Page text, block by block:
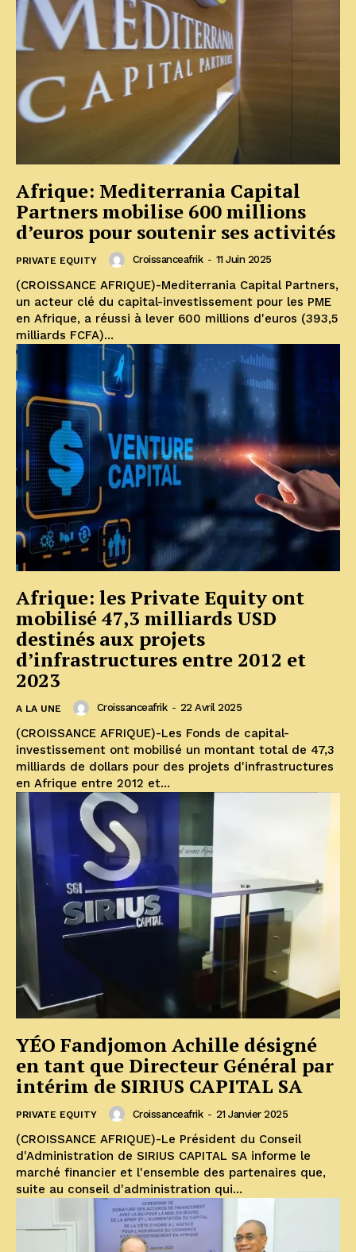
Afrique: Mediterrania Capital
Partners mobilise 600 millions
d’euros pour soutenir ses activités
PRIVATE EQUITY Croissanceafrik - 11 Juin 2025
(CROISSANCE AFRIQUE)-Mediterrania Capital Partners,
un acteur clé du capital-investissement pour les PME
en Afrique, a réussi à lever 600 millions d'euros (393,5
milliards FCFA)...
Afrique: les Private Equity ont
mobilisé 47,3 milliards USD
destinés aux projets
d’infrastructures entre 2012 et
2023
A LA UNE Croissanceafrik - 22 Avril 2025
(CROISSANCE AFRIQUE)-Les Fonds de capital-
investissement ont mobilisé un montant total de 47,3
milliards de dollars pour des projets d'infrastructures
en Afrique entre 2012 et...
YÉO Fandjomon Achille désigné
en tant que Directeur Général par
intérim de SIRIUS CAPITAL SA
PRIVATE EQUITY Croissanceafrik - 21 Janvier 2025
(CROISSANCE AFRIQUE)-Le Président du Conseil
d'Administration de SIRIUS CAPITAL SA informe le
marché financier et l'ensemble des partenaires que,
suite au conseil d'administration qui...